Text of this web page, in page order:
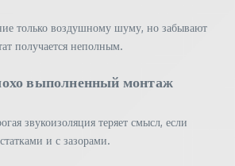
только воздушному шуму, но забывают
получается неполным.
выполненный монтаж
звукоизоляция теряет смысл, если
и с зазорами.